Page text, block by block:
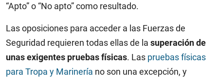
“Apto” o “No apto” como resultado.
Las oposiciones para acceder a las Fuerzas de
Seguridad requieren todas ellas de la superación de
unas exigentes pruebas físicas. Las pruebas físicas
para Tropa y Marinería no son una excepción, y